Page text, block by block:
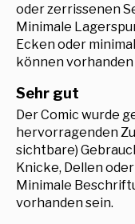
oder zerrissenen
Minimale
Ecken oder
können vorhanden
Sehr gut
Der Comic wurde
hervorragenden
sichtbare)
Knicke, Dellen
Minimale
vorhanden sein.